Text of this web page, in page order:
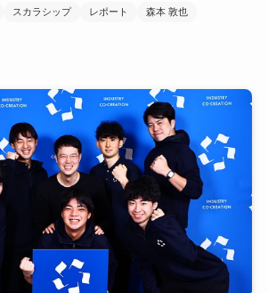
スカラシップ レポート
森本 敦也